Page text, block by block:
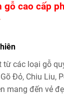
gỗ cao cấp
các loại gỗ
Đỏ, Chiu Liu,
mang đến vẻ